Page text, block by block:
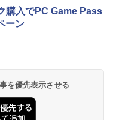
P40i オフホワイト
P31i ブラック
feat. Flo Milli, ATL Jacob
feat. Flo Milli, ATL Jacob
定】 い・ろ・は・す 2L P
本
ラベルレス 500ml ×24本
トボトル 静岡県産 500ミリリ
17巻 (デジタル版ビッグガ
)
ぶ」(22) (角川コミックス・
購入でPC Game Pass
ーン
を優先表示させる